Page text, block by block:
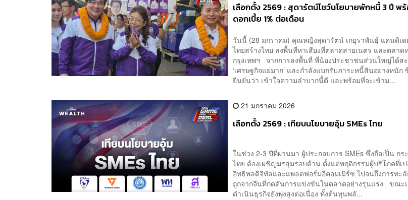
เลือกตั้ง 2569 : สุดารัตน์โชว์นโยบายพักหนี้ 3 ปี พ
ดอกเบี้ย 1% ต่อเดือน
วันนี้ (28 มกราคม) คุณหญิงสุดารัตน์ เกยุราพันธุ์ แคนดิเ
ไทยสร้างไทย ลงพื้นที่หาเสียงที่ตลาดสายเนตร และตลา
กรุงเทพฯ จากการลงพื้นที่ พี่น้องประชาชนส่วนใหญ่ได้ส
‘เศรษฐกิจแย่มาก’ และกำลังแบกรับภาระหนี้สินอย่างหนั
ยืนยันว่า เข้าใจความลำบากนี้ดี และพร้อมที่จะเข้าม...
21 มกราคม 2026
เลือกตั้ง 2569 : เทียบนโยบายอุ้ม SMEs ไทย
ในช่วง 2-3 ปีที่ผ่านมา ผู้ประกอบการ SMEs ซึ่งถือเป็น กร
ไทย ต้องเผชิญมรสุมรอบด้าน ตั้งแต่พฤติกรรมผู้บริโภคที่เป
อิทธิพลดิจิทัลและแพลตฟอร์มอีคอมเมิร์ซ ไปจนถึงการทะ
ถูกจากจีนที่กดดันการแข่งขันในตลาดอย่างรุนแรง ขณะ
ดำเนินธุรกิจยังพุ่งสูงต่อเนื่อง ทั้งต้นทุนพลั...